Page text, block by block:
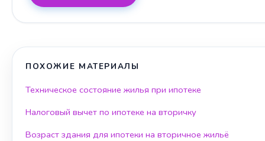
ПОХОЖИЕ МАТЕРИАЛЫ
Техническое состояние жилья при ипотеке
Налоговый вычет по ипотеке на вторичку
Возраст здания для ипотеки на вторичное жильё